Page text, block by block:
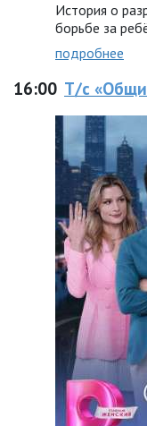
История о
борьбе за
подробнее
16:00 Т/с